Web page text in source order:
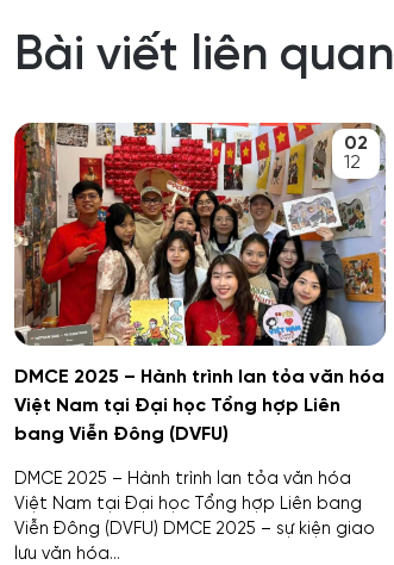
Bài viết liên quan
02
12
DMCE 2025 – Hành trình lan tỏa văn hóa
Việt Nam tại Đại học Tổng hợp Liên
bang Viễn Đông (DVFU)
DMCE 2025 – Hành trình lan tỏa văn hóa
Việt Nam tại Đại học Tổng hợp Liên bang
Viễn Đông (DVFU) DMCE 2025 – sự kiện giao
lưu văn hóa...